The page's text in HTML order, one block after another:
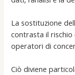
La sostituzione
contrasta il
operatori di
Ciò diviene